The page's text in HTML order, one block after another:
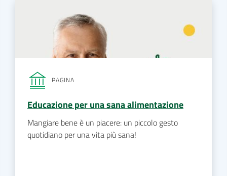
PAGINA
Educazione per una sana alimentazione
Mangiare bene è un piacere: un piccolo gesto
quotidiano per una vita più sana!